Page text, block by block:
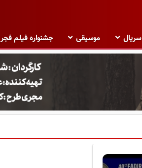
سریال موسیقی جشنواره فیلم فجر